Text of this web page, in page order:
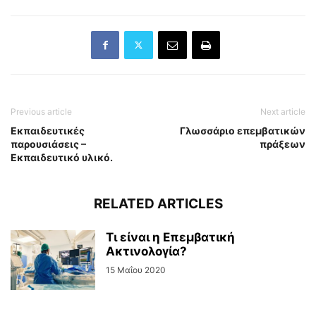
Previous article
Εκπαιδευτικές
παρουσιάσεις –
Εκπαιδευτικό υλικό.
Next article
Γλωσσάριο επεμβατικών
πράξεων
RELATED ARTICLES
Τι είναι η Επεμβατική
Ακτινολογία?
15 Μαΐου 2020